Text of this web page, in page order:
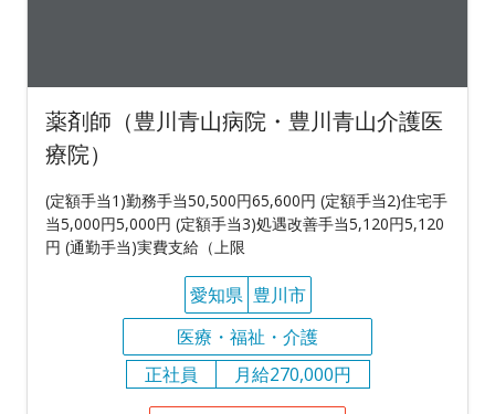
薬剤師（豊川青山病院・豊川青山介護医
療院）
(定額手当1)勤務手当50,500円65,600円 (定額手当2)住宅手
当5,000円5,000円 (定額手当3)処遇改善手当5,120円5,120
円 (通勤手当)実費支給（上限
愛知県 豊川市
医療・福祉・介護
正社員
月給270,000円